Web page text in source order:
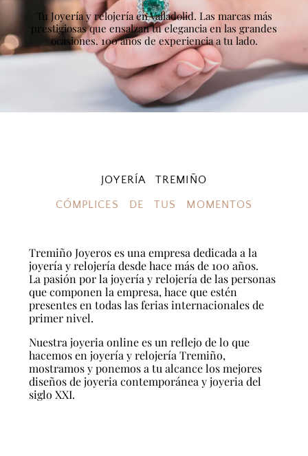
Tu Joyería y relojería en Valladolid. Las marcas más
prestigiosas que ensalzan tu elegancia en las grandes
ocasiones. 100 años de experiencia a tu lado.
JOYERÍA TREMIÑO
CÓMPLICES DE TUS MOMENTOS
Tremiño Joyeros es una empresa dedicada a la
joyería y relojería desde hace más de 100 años.
La pasión por la joyería y relojería de las personas
que componen la empresa, hace que estén
presentes en todas las ferias internacionales de
primer nivel.
Nuestra joyeria online es un reflejo de lo que
hacemos en joyería y relojería Tremiño,
mostramos y ponemos a tu alcance los mejores
diseños de joyeria contemporánea y joyeria del
siglo XXI.